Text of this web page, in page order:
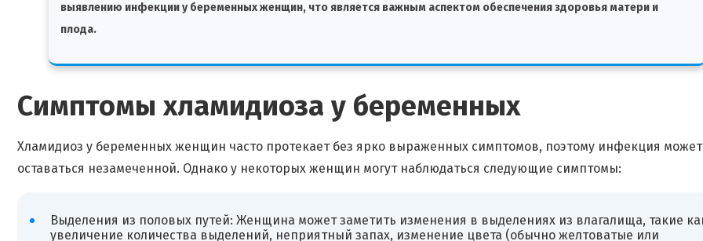
выявлению инфекции у беременных женщин, что является важным аспектом обеспечения здоровья матери и
плода.
Симптомы хламидиоза у беременных
Хламидиоз у беременных женщин часто протекает без ярко выраженных симптомов, поэтому инфекция может
оставаться незамеченной. Однако у некоторых женщин могут наблюдаться следующие симптомы:
Выделения из половых путей: Женщина может заметить изменения в выделениях из влагалища, такие
увеличение количества выделений, неприятный запах, изменение цвета (обычно желтоватые или